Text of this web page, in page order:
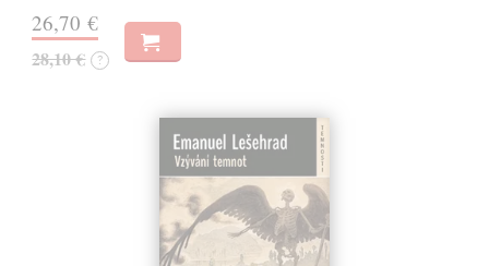
26,70 €
28,10 € ?